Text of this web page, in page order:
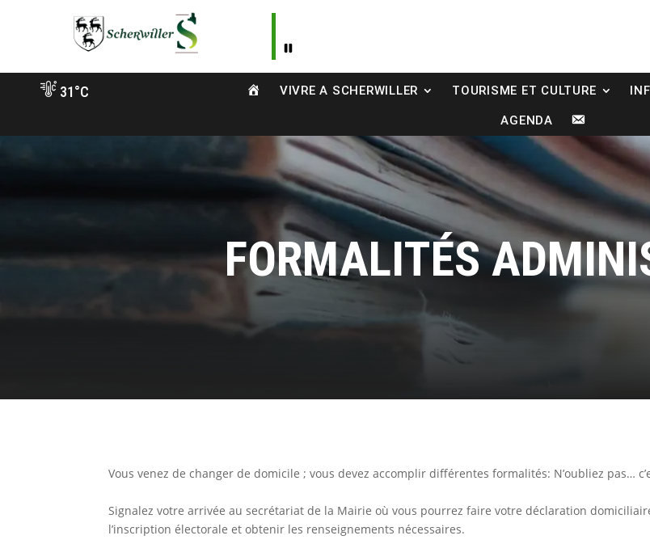
31°C
U
I
VIVRE A SCHERWILLER TOURISME ET CULTURE
AGENDA
O
N
C
FORMALITÉS
Vous venez de changer de domicile ; vous devez accomplir différentes formalités: N’oubliez pas…
Signalez votre arrivée au secrétariat de la Mairie où vous pourrez faire votre déclaration
l’inscription électorale et obtenir les renseignements nécessaires.